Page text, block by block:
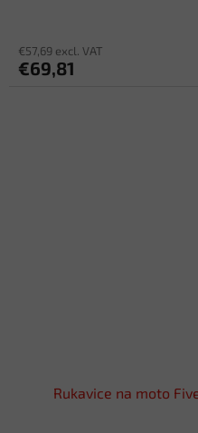
€57,69 excl. VAT
€69,81
Rukavice na moto